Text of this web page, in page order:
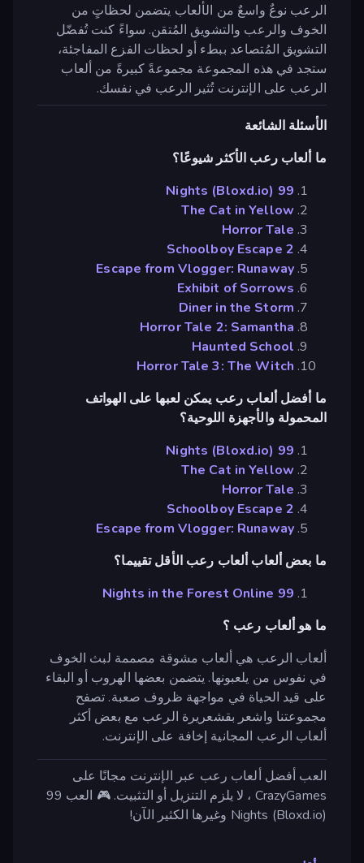
الرعب نوعٌ واسعٌ من الألعاب يتضمن لحظاتٍ من
الخوف والرعب والتشويق المُتقن. سواءً كنت تُفضّل
التشويق المُتصاعد ببطء أو لحظات الفزع المفاجئة،
ستجد في هذه المجموعة مجموعةً كبيرةً من ألعاب
الرعب على الإنترنت تُثير الرعب في نفسك.
الأسئلة الشائعة
ما ألعاب رعب الأكثر شيوعًا؟
99 Nights (Bloxd.io)
The Cat in Yellow
Horror Tale
Schoolboy Escape 2
Escape from Vlogger: Runaway
Exhibit of Sorrows
Diner in the Storm
Horror Tale 2: Samantha
Haunted School
Horror Tale 3: The Witch
ما أفضل ألعاب رعب يمكن لعبها على الهواتف
المحمولة والأجهزة اللوحية؟
99 Nights (Bloxd.io)
The Cat in Yellow
Horror Tale
Schoolboy Escape 2
Escape from Vlogger: Runaway
ما بعض ألعاب ألعاب رعب الأقل تقييما؟
99 Nights in the Forest Online
ما هو ألعاب رعب ؟
ألعاب الرعب هي ألعاب مشوقة مصممة لبث الخوف
في نفوس من يلعبونها. يتضمن بعضها الهروب أو البقاء
على قيد الحياة في مواجهة ظروف صعبة. تصفح
مجموعتنا واشعر بقشعريرة الرعب مع بعض أكثر
ألعاب الرعب المجانية إخافة على الإنترنت.
العب أفضل ألعاب رعب عبر الإنترنت مجانًا على
CrazyGames ، لا يلزم التنزيل أو التثبيت. 🎮 العب 99
Nights (Bloxd.io) وغيرها الكثير الآن!